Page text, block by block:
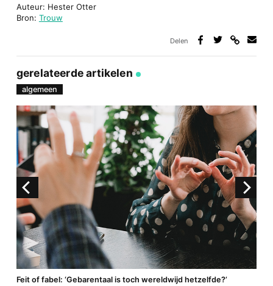
Auteur: Hester Otter
Bron: Trouw
Delen
gerelateerde artikelen
algemeen
Feit of fabel: ‘Gebarentaal is toch wereldwijd hetzelfde?’